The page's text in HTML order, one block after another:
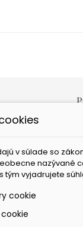
12 821 07
v súlade so
nazývané
tým vyjadrujete
cookie